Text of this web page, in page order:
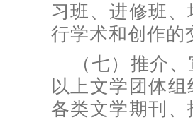
习班、进修班
行学术和创作的
（七）推介
以上文学团体
各类文学期刊